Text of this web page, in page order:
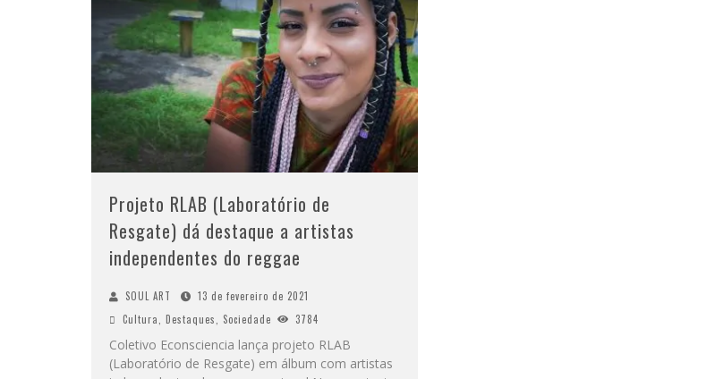
Projeto RLAB (Laboratório de
Resgate) dá destaque a artistas
independentes do reggae
SOUL ART
13 de fevereiro de 2021
Cultura
Destaques Sociedade 3784
Coletivo Econsciencia lança projeto RLAB
(Laboratório de Resgate) em álbum com artistas